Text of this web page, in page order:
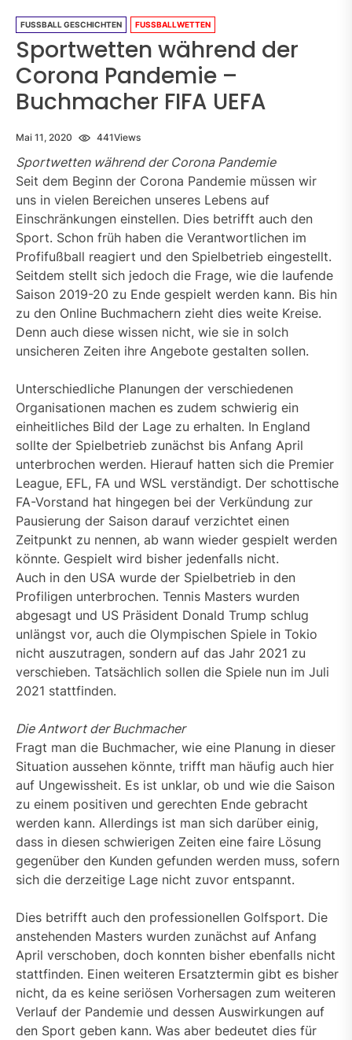
FUSSBALL GESCHICHTEN FUSSBALLWETTEN
Sportwetten während der
Corona Pandemie –
Buchmacher FIFA UEFA
Mai 11, 2020 441Views
Sportwetten während der Corona Pandemie
Seit dem Beginn der Corona Pandemie müssen wir
uns in vielen Bereichen unseres Lebens auf
Einschränkungen einstellen. Dies betrifft auch den
Sport. Schon früh haben die Verantwortlichen im
Profifußball reagiert und den Spielbetrieb eingestellt.
Seitdem stellt sich jedoch die Frage, wie die laufende
Saison 2019-20 zu Ende gespielt werden kann. Bis hin
zu den Online Buchmachern zieht dies weite Kreise.
Denn auch diese wissen nicht, wie sie in solch
unsicheren Zeiten ihre Angebote gestalten sollen.
Unterschiedliche Planungen der verschiedenen
Organisationen machen es zudem schwierig ein
einheitliches Bild der Lage zu erhalten. In England
sollte der Spielbetrieb zunächst bis Anfang April
unterbrochen werden. Hierauf hatten sich die Premier
League, EFL, FA und WSL verständigt. Der schottische
FA-Vorstand hat hingegen bei der Verkündung zur
Pausierung der Saison darauf verzichtet einen
Zeitpunkt zu nennen, ab wann wieder gespielt werden
könnte. Gespielt wird bisher jedenfalls nicht.
Auch in den USA wurde der Spielbetrieb in den
Profiligen unterbrochen. Tennis Masters wurden
abgesagt und US Präsident Donald Trump schlug
unlängst vor, auch die Olympischen Spiele in Tokio
nicht auszutragen, sondern auf das Jahr 2021 zu
verschieben. Tatsächlich sollen die Spiele nun im Juli
2021 stattfinden.
Die Antwort der Buchmacher
Fragt man die Buchmacher, wie eine Planung in dieser
Situation aussehen könnte, trifft man häufig auch hier
auf Ungewissheit. Es ist unklar, ob und wie die Saison
zu einem positiven und gerechten Ende gebracht
werden kann. Allerdings ist man sich darüber einig,
dass in diesen schwierigen Zeiten eine faire Lösung
gegenüber den Kunden gefunden werden muss, sofern
sich die derzeitige Lage nicht zuvor entspannt.
Dies betrifft auch den professionellen Golfsport. Die
anstehenden Masters wurden zunächst auf Anfang
April verschoben, doch konnten bisher ebenfalls nicht
stattfinden. Einen weiteren Ersatztermin gibt es bisher
nicht, da es keine seriösen Vorhersagen zum weiteren
Verlauf der Pandemie und dessen Auswirkungen auf
den Sport geben kann. Was aber bedeutet dies für